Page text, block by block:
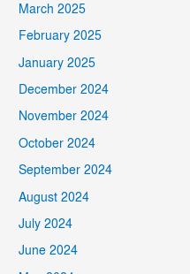
March 2025
February 2025
January 2025
December 2024
November 2024
October 2024
September 2024
August 2024
July 2024
June 2024